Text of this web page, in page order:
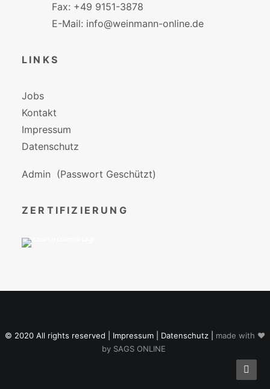
Fax: +49 9151-3878
E-Mail: info@weinmann-online.de
LINKS
Jobs
Kontakt
Impressum
Datenschutz
Admin (Passwort Geschützt)
ZERTIFIZIERUNG
© 2020 All rights reserved | Impressum Datenschutz
made with ♥
by SAGS ONLINE